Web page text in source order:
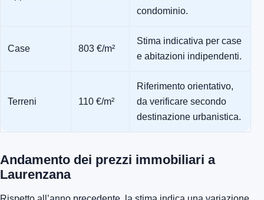
condominio.
Case 803 €/m²
Stima indicativa per case
e abitazioni indipendenti.
Terreni 110 €/m²
Riferimento orientativo,
da verificare secondo
destinazione urbanistica.
Andamento dei prezzi immobiliari a
Laurenzana